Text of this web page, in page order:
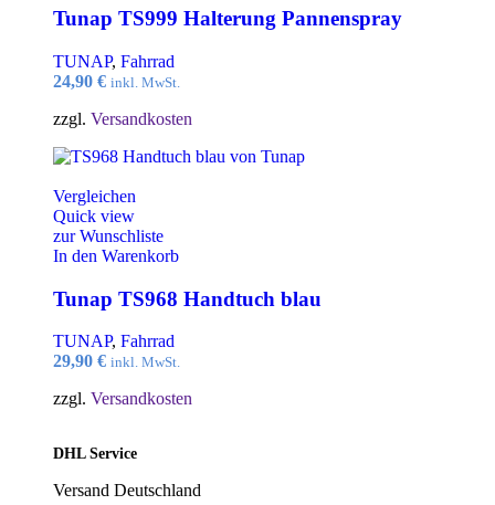
Tunap TS999 Halterung Pannenspray
TUNAP, Fahrrad
24,90 € inkl. MwSt.
zzgl. Versandkosten
Vergleichen
Quick view
zur Wunschliste
In den Warenkorb
Tunap TS968 Handtuch blau
TUNAP, Fahrrad
29,90 € inkl. MwSt.
zzgl. Versandkosten
DHL Service
Versand Deutschland